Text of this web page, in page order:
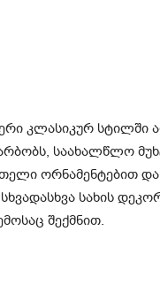
კლასიკურ სტილში
საახალწლო
ორნამენტებით
სახის
შექმნით.